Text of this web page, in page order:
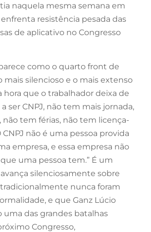
naquela mesma semana em
resistência pesada das
de aplicativo no Congresso
como o quarto front de
mais silencioso e o mais extenso
hora que o trabalhador deixa de
a ser CNPJ, não tem mais jornada,
não tem férias, não tem licença-
não é uma pessoa provida
empresa, e essa empresa não
uma pessoa tem.” É um
silenciosamente sobre
nunca foram
e que Ganz Lúcio
uma das grandes batalhas
Congresso,